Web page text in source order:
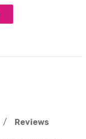
/ Reviews